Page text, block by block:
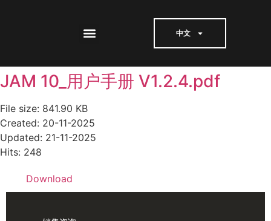
中文
JAM 10_用户手册 V1.2.4.pdf
File size: 841.90 KB
Created: 20-11-2025
Updated: 21-11-2025
Hits: 248
Download